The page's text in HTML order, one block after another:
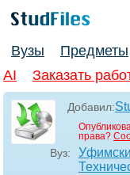
Вузы Предметы
AI
Заказать
Добавил:
права?
Вуз: